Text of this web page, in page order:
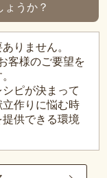
ょうか？
りません。
客様のご要望を
ピが決まって
作りに悩む時
供できる環境